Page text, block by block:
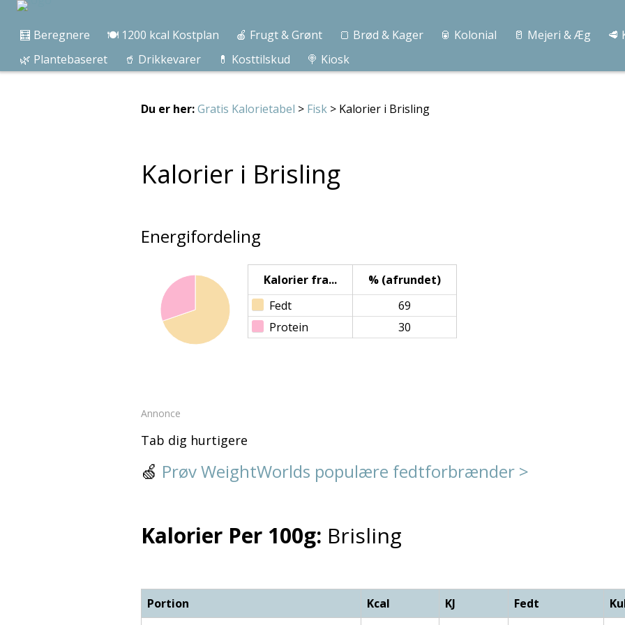
🧮 Beregnere 🍽️ 1200 kcal Kostplan 🍎 Frugt & Grønt 🍞 Brød & Kager 🥫 Kolonial 🥛 Mejeri & Æg 🥩
🌿 Plantebaseret
🥤 Drikkevarer 💊 Kosttilskud 🍭 Kiosk
Du er her:Gratis Kalorietabel > Fisk > Kalorier i Brisling
Kalorier i Brisling
Energifordeling
Kalorier fra...
% (afrundet)
Fedt
69
Protein
30
Annonce
Tab dig hurtigere
🍏 Prøv WeightWorlds populære fedtforbrænder >
Kalorier Per 100g: Brisling
Portion Kcal KJ Fedt